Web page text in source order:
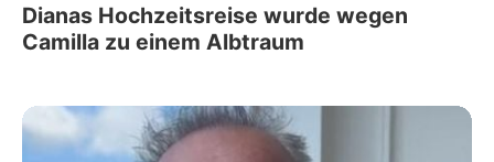
Dianas Hochzeitsreise wurde wegen
Camilla zu einem Albtraum